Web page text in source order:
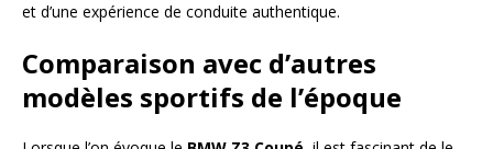
et d’une expérience de conduite authentique.
Comparaison avec d’autres
modèles sportifs de l’époque